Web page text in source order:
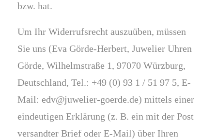
bzw. hat.
Um Ihr Widerrufsrecht auszuüben, müssen
Sie uns (Eva Görde-Herbert, Juwelier Uhren
Görde, Wilhelmstraße 1, 97070 Würzburg,
Deutschland, Tel.: +49 (0) 93 1 / 51 97 5, E-
Mail: edv@juwelier-goerde.de) mittels einer
eindeutigen Erklärung (z. B. ein mit der Post
versandter Brief oder E-Mail) über Ihren